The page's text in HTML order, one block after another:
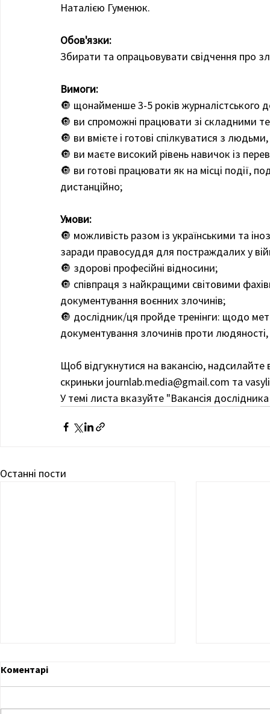
Наталією Гуменюк.
Обов'язки:
Збирати та опрацьовувати свідчення про
Вимоги:
🔘 щонайменше 3-5 років журналістського
🔘 ви спроможні працювати зі складними
🔘 ви вмієте і готові спілкуватися з
🔘 ви маєте високий рівень навичок із
🔘 ви готові працювати як на місці події,
дистанційно;
Умови:
🔘 можливість разом із українськими та
заради правосуддя для постраждалих у
🔘 здорові професійні відносини;
🔘 співпраця з найкращими світовими
документування воєнних злочинів;
🔘 дослідник/ця пройде тренінги: щодо
документування злочинів проти
Щоб відгукнутися на вакансію,
скриньки journlab.media@gmail.com та
У темі листа вказуйте "Вакансія
Останні пости
Коментарі